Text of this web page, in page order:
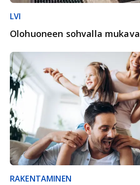
LVI
Olohuoneen sohvalla mukava
RAKENTAMINEN